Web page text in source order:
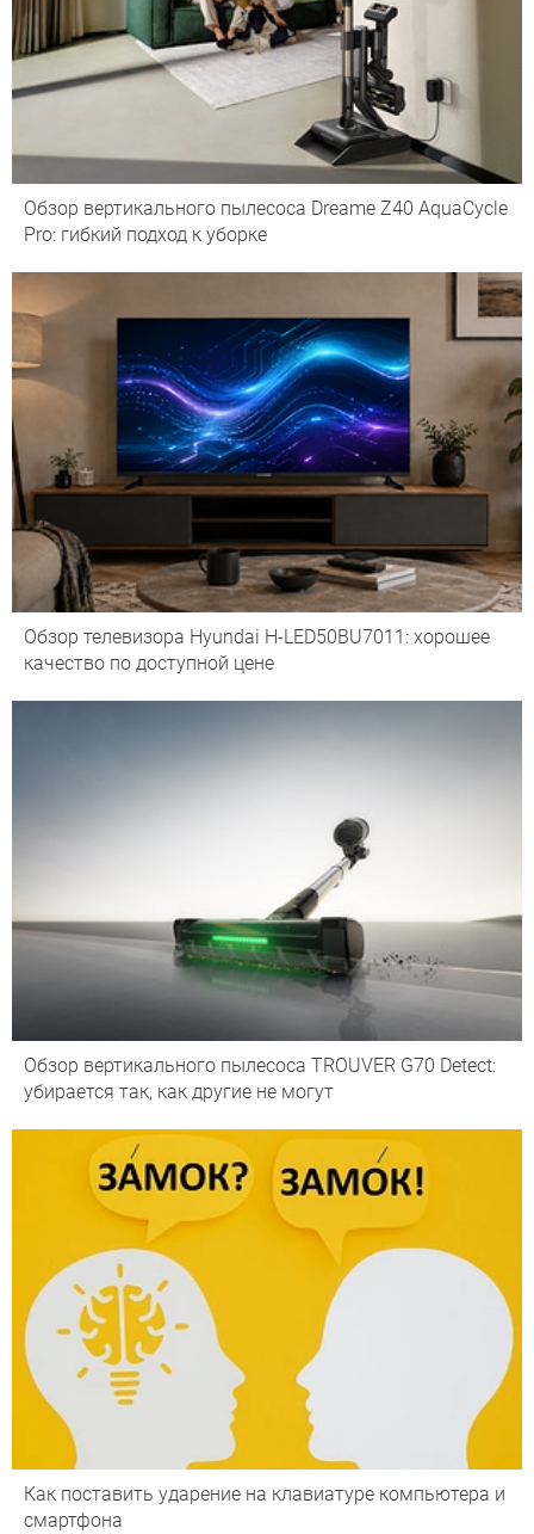
Обзор вертикального пылесоса Dreame Z40 AquaCycle
Pro: гибкий подход к уборке
Обзор телевизора Hyundai H-LED50BU7011: хорошее
качество по доступной цене
Обзор вертикального пылесоса TROUVER G70 Detect:
убирается так, как другие не могут
Как поставить ударение на клавиатуре компьютера и
смартфона